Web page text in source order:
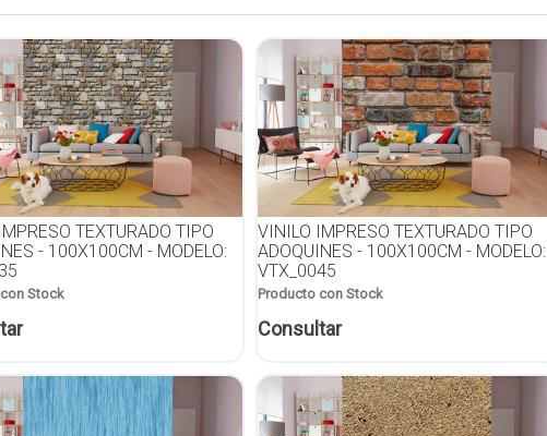
TEXTURADO TIPO
- 100X100CM - MODELO:
Stock
VINILO IMPRESO TEXTURADO TIPO
ADOQUINES - 100X100CM - MODELO:
VTX_0045
Producto con Stock
Consultar